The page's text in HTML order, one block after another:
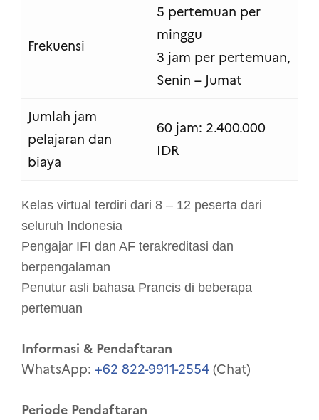
Frekuensi
5 pertemuan per
minggu
3 jam per pertemuan,
Senin – Jumat
Jumlah jam
pelajaran dan
biaya
60 jam: 2.400.000
IDR
Kelas virtual terdiri dari 8 – 12 peserta dari
seluruh Indonesia
Pengajar IFI dan AF terakreditasi dan
berpengalaman
Penutur asli bahasa Prancis di beberapa
pertemuan
Informasi & Pendaftaran
WhatsApp: +62 822-9911-2554 (Chat)
Periode Pendaftaran